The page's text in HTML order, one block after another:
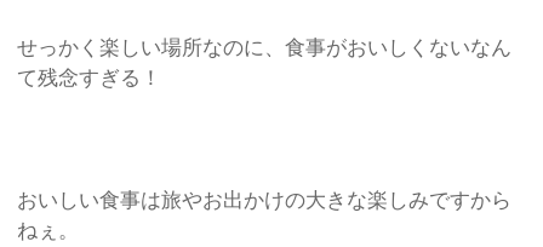
せっかく楽しい場所なのに、食事がおいしくないなん
て残念すぎる！
おいしい食事は旅やお出かけの大きな楽しみですから
ねぇ。